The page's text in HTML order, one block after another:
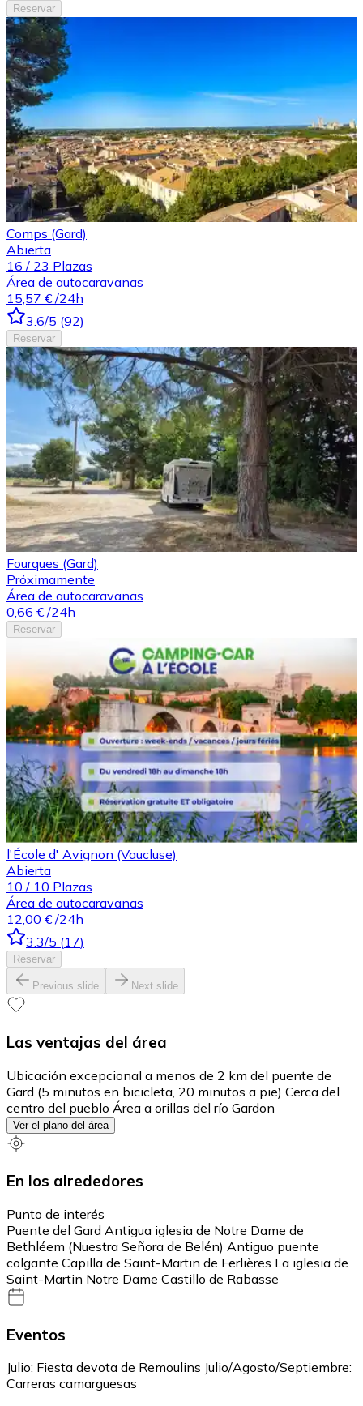
Reservar
Comps (Gard)
Abierta
16 / 23 Plazas
Área de autocaravanas
15,57 € /24h
3.6/5 (92)
Reservar
Fourques (Gard)
Próximamente
Área de autocaravanas
0,66 € /24h
Reservar
l'École d' Avignon (Vaucluse)
Abierta
10 / 10 Plazas
Área de autocaravanas
12,00 € /24h
3.3/5 (17)
Reservar
Previous slide Next slide
Las ventajas del área
Ubicación excepcional a menos de 2 km del puente de
Gard (5 minutos en bicicleta, 20 minutos a pie) Cerca del
centro del pueblo Área a orillas del río Gardon
Ver el plano del área
En los alrededores
Punto de interés
Puente del Gard Antigua iglesia de Notre Dame de
Bethléem (Nuestra Señora de Belén) Antiguo puente
colgante Capilla de Saint-Martin de Ferlières La iglesia de
Saint-Martin Notre Dame Castillo de Rabasse
Eventos
Julio: Fiesta devota de Remoulins Julio/Agosto/Septiembre:
Carreras camarguesas